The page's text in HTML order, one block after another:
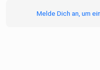
Melde Dich an, um